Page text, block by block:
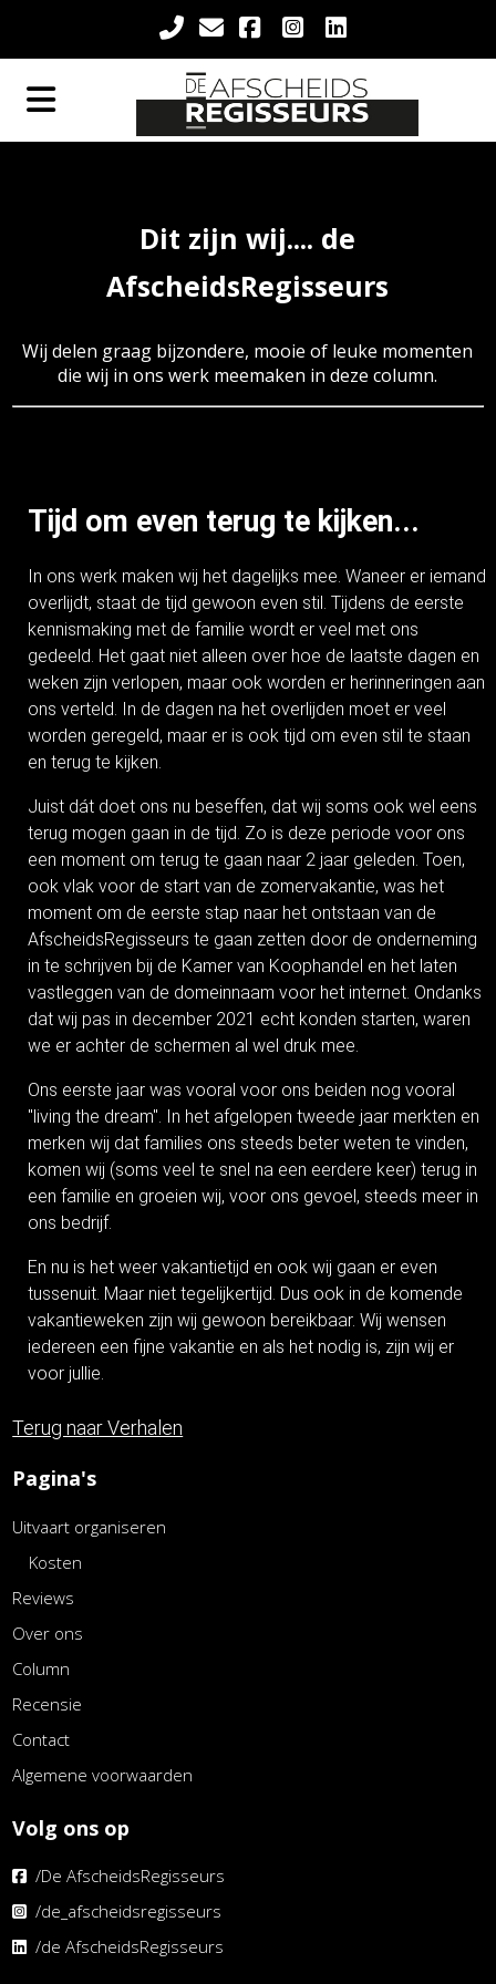
Dit zijn wij.... de
AfscheidsRegisseurs
Wij delen graag bijzondere, mooie of leuke momenten
die wij in ons werk meemaken in deze column.
Tijd om even terug te kijken...
In ons werk maken wij het dagelijks mee. Waneer er iemand
overlijdt, staat de tijd gewoon even stil. Tijdens de eerste
kennismaking met de familie wordt er veel met ons
gedeeld. Het gaat niet alleen over hoe de laatste dagen en
weken zijn verlopen, maar ook worden er herinneringen aan
ons verteld. In de dagen na het overlijden moet er veel
worden geregeld, maar er is ook tijd om even stil te staan
en terug te kijken.
Juist dát doet ons nu beseffen, dat wij soms ook wel eens
terug mogen gaan in de tijd. Zo is deze periode voor ons
een moment om terug te gaan naar 2 jaar geleden. Toen,
ook vlak voor de start van de zomervakantie, was het
moment om de eerste stap naar het ontstaan van de
AfscheidsRegisseurs te gaan zetten door de onderneming
in te schrijven bij de Kamer van Koophandel en het laten
vastleggen van de domeinnaam voor het internet. Ondanks
dat wij pas in december 2021 echt konden starten, waren
we er achter de schermen al wel druk mee.
Ons eerste jaar was vooral voor ons beiden nog vooral
"living the dream". In het afgelopen tweede jaar merkten en
merken wij dat families ons steeds beter weten te vinden,
komen wij (soms veel te snel na een eerdere keer) terug in
een familie en groeien wij, voor ons gevoel, steeds meer in
ons bedrijf.
En nu is het weer vakantietijd en ook wij gaan er even
tussenuit. Maar niet tegelijkertijd. Dus ook in de komende
vakantieweken zijn wij gewoon bereikbaar. Wij wensen
iedereen een fijne vakantie en als het nodig is, zijn wij er
voor jullie.
Terug naar Verhalen
Pagina's
Uitvaart organiseren
Kosten
Reviews
Over ons
Column
Recensie
Contact
Algemene voorwaarden
Volg ons op
/De AfscheidsRegisseurs
/de_afscheidsregisseurs
/de AfscheidsRegisseurs